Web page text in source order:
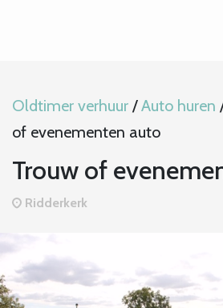
Oldtimer verhuur /Auto huren
of evenementen auto
Trouw of
Ridderkerk